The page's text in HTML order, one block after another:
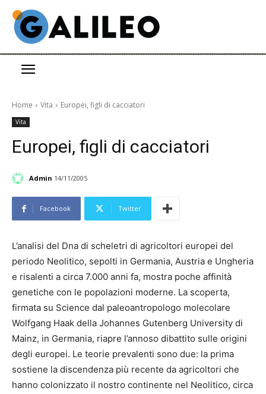
Home Vita Europei, figli di cacciatori
Vita
Europei, figli di cacciatori
Admin 14/11/2005
Facebook Twitter
L’analisi del Dna di scheletri di agricoltori europei del
periodo Neolitico, sepolti in Germania, Austria e Ungheria
e risalenti a circa 7.000 anni fa, mostra poche affinità
genetiche con le popolazioni moderne. La scoperta,
firmata su Science dal paleoantropologo molecolare
Wolfgang Haak della Johannes Gutenberg University di
Mainz, in Germania, riapre l’annoso dibattito sulle origini
degli europei. Le teorie prevalenti sono due: la prima
sostiene la discendenza più recente da agricoltori che
hanno colonizzato il nostro continente nel Neolitico, circa